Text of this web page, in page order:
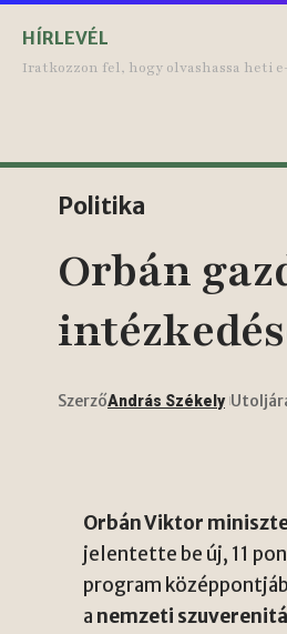
HÍRLEVÉL
Iratkozzon fel, hogy olvashassa heti
Politika
Orbán
SzerzőAndrás Székely
Orbán Viktor
jelentette be új, 11
program
a nemzeti